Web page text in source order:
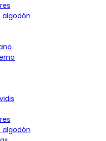
algodón
algodón